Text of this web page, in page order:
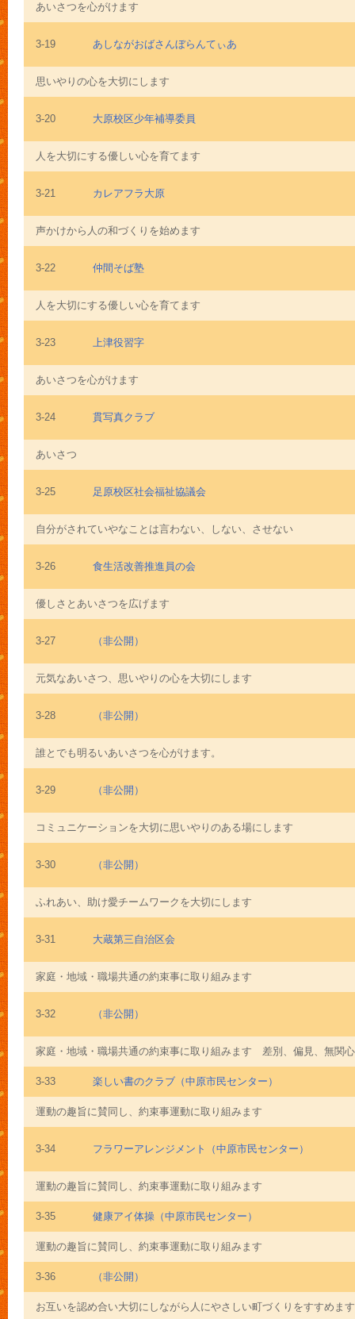
あいさつを心がけます
3-19 あしながおばさんぼらんてぃあ
思いやりの心を大切にします
3-20 大原校区少年補導委員
人を大切にする優しい心を育てます
3-21 カレアフラ大原
声かけから人の和づくりを始めます
3-22 仲間そば塾
人を大切にする優しい心を育てます
3-23 上津役習字
あいさつを心がけます
3-24 貫写真クラブ
あいさつ
3-25 足原校区社会福祉協議会
自分がされていやなことは言わない、しない、させない
3-26 食生活改善推進員の会
優しさとあいさつを広げます
3-27 （非公開）
元気なあいさつ、思いやりの心を大切にします
3-28 （非公開）
誰とでも明るいあいさつを心がけます。
3-29 （非公開）
コミュニケーションを大切に思いやりのある場にします
3-30 （非公開）
ふれあい、助け愛チームワークを大切にします
3-31 大蔵第三自治区会
家庭・地域・職場共通の約束事に取り組みます
3-32 （非公開）
家庭・地域・職場共通の約束事に取り組みます 差別、偏見、無関
3-33 楽しい書のクラブ（中原市民センター）
運動の趣旨に賛同し、約束事運動に取り組みます
3-34 フラワーアレンジメント（中原市民センター）
運動の趣旨に賛同し、約束事運動に取り組みます
3-35 健康アイ体操（中原市民センター）
運動の趣旨に賛同し、約束事運動に取り組みます
3-36 （非公開）
お互いを認め合い大切にしながら人にやさしい町づくりをすすめま